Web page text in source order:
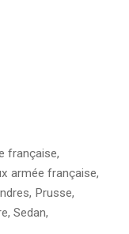
française,
armée française,
, Prusse,
, Sedan,